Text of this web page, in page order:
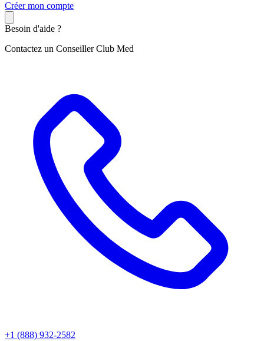
Créer mon compte
Besoin d'aide ?
Contactez un Conseiller Club Med
+1 (888) 932-2582